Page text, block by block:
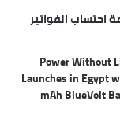
الفواتير
Power Without
Launches in Egypt
mAh BlueVolt